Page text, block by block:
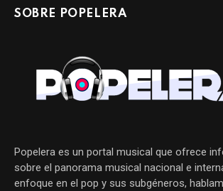
SOBRE POPELERA
Popelera es un portal musical que ofrece
sobre el panorama musical nacional e
enfoque en el pop y sus subgéneros,